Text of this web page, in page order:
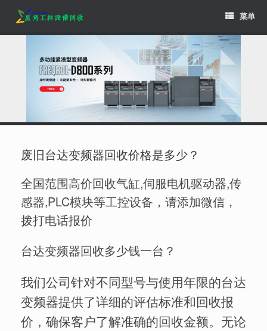
content
菜单
废旧台达变频器回收价格是多少？
全国范围高价回收气缸,伺服电机驱动器,传
感器,PLC模块等工控设备，请添加微信，
拨打电话报价
台达变频器回收多少钱一台？
我们公司针对不同型号与使用年限的台达
变频器提供了详细的评估标准和回收报
价，确保客户了解准确的回收金额。无论